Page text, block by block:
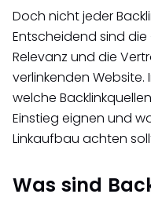
Doch nicht jeder
Entscheidend sind
Relevanz und die
verlinkenden Website.
welche
Einstieg eignen und
Linkaufbau achten
Was sind